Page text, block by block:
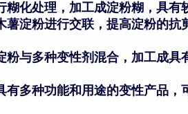
化处理，加工成淀粉糊，具有
薯淀粉进行交联，提高淀粉的抗
粉与多种变性剂混合，加工成具
有多种功能和用途的变性产品，